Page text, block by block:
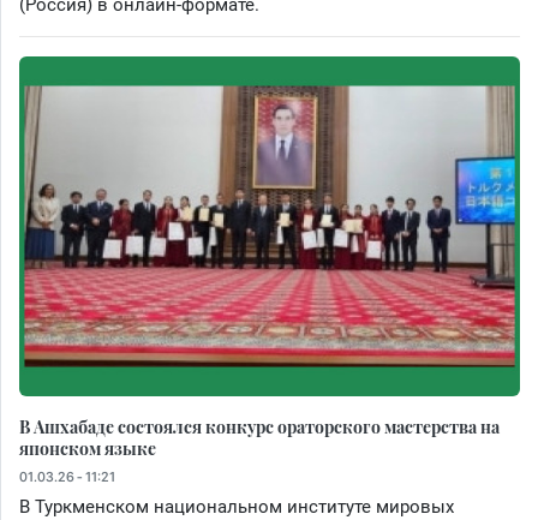
(Россия) в онлайн-формате.
В Ашхабаде состоялся конкурс ораторского мастерства на
японском языке
01.03.26 - 11:21
В Туркменском национальном институте мировых